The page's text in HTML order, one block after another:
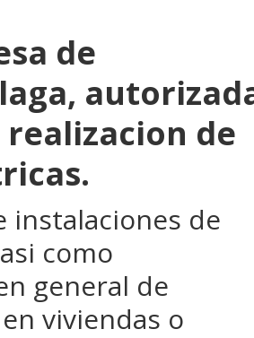
de
de
instalaciones de
como
general de
viviendas o